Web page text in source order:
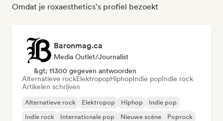
Omdat je roxaesthetics's profiel bezoekt
Baronmag.ca
Media Outlet/Journalist
&gt; 11300 gegeven antwoorden
Alternatieve rockElektropopHiphopIndie popIndie rock
Artikelen schrijven
Alternatieve rock Elektropop Hiphop
Indie pop
Indie rock
Internationale pop Nieuwe scène Poprock